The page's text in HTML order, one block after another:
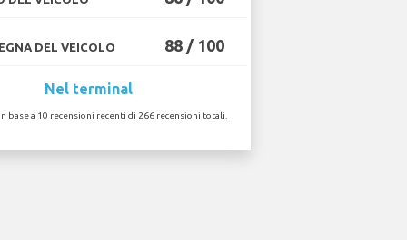
DEL VEICOLO 88 / 100
Nel terminal
base a 10 recensioni recenti di 266 recensioni totali.